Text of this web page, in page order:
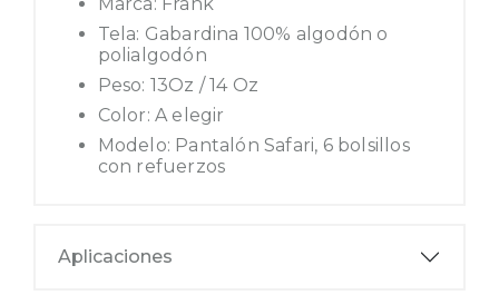
Tela: Gabardina 100% algodón o
polialgodón
Peso: 13Oz / 14 Oz
Color: A elegir
Modelo: Pantalón Safari, 6 bolsillos
con refuerzos
Aplicaciones